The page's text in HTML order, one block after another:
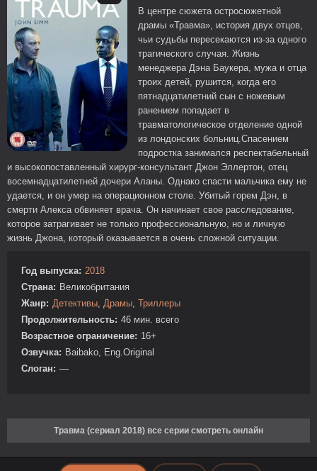
В центре сюжета остросюжетной
драмы «Травма», история двух отцов,
чьи судьбы пересекаются из-за одного
трагического случая. Жизнь
менеджера Дэна Баукера, мужа и отца
троих детей, рушится, когда его
пятнадцатилетний сын с ножевым
ранением попадает в
травматологическое отделение одной
из лондонских больниц.Спасением
подростка занимался респектабельный
и высокопоставленный хирург-консультант Джон Эллертон, отец
восемнадцатилетней дочери Аланы. Однако спасти мальчика ему не
удается, и он умер на операционном столе. Убитый горем Дэн, в
смерти Алекса обвиняет врача. Он начинает свое расследование,
которое затрагивает не только профессиональную, но и личную
жизнь Джона, который оказывается в очень сложной ситуации.
Год выпуска: 2018
Страна: Великобритания
Жанр: Детективы, Драмы, Триллеры
Продолжительность: 46 мин. всего
Возрастное ограничение: 16+
Озвучка: Baibako, Eng.Original
Слоган: —
Травма (сериал 2018) все серии смотреть онлайн